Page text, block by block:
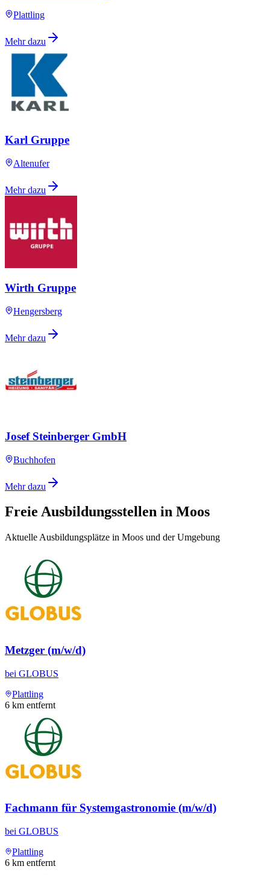
Plattling
Mehr dazu
Karl Gruppe
Altenufer
Mehr dazu
Wirth Gruppe
Hengersberg
Mehr dazu
Josef Steinberger GmbH
Buchhofen
Mehr dazu
Freie Ausbildungsstellen in Moos
Aktuelle Ausbildungsplätze in Moos und der Umgebung
Metzger (m/w/d)
bei GLOBUS
Plattling
6 km entfernt
Fachmann für Systemgastronomie (m/w/d)
bei GLOBUS
Plattling
6 km entfernt